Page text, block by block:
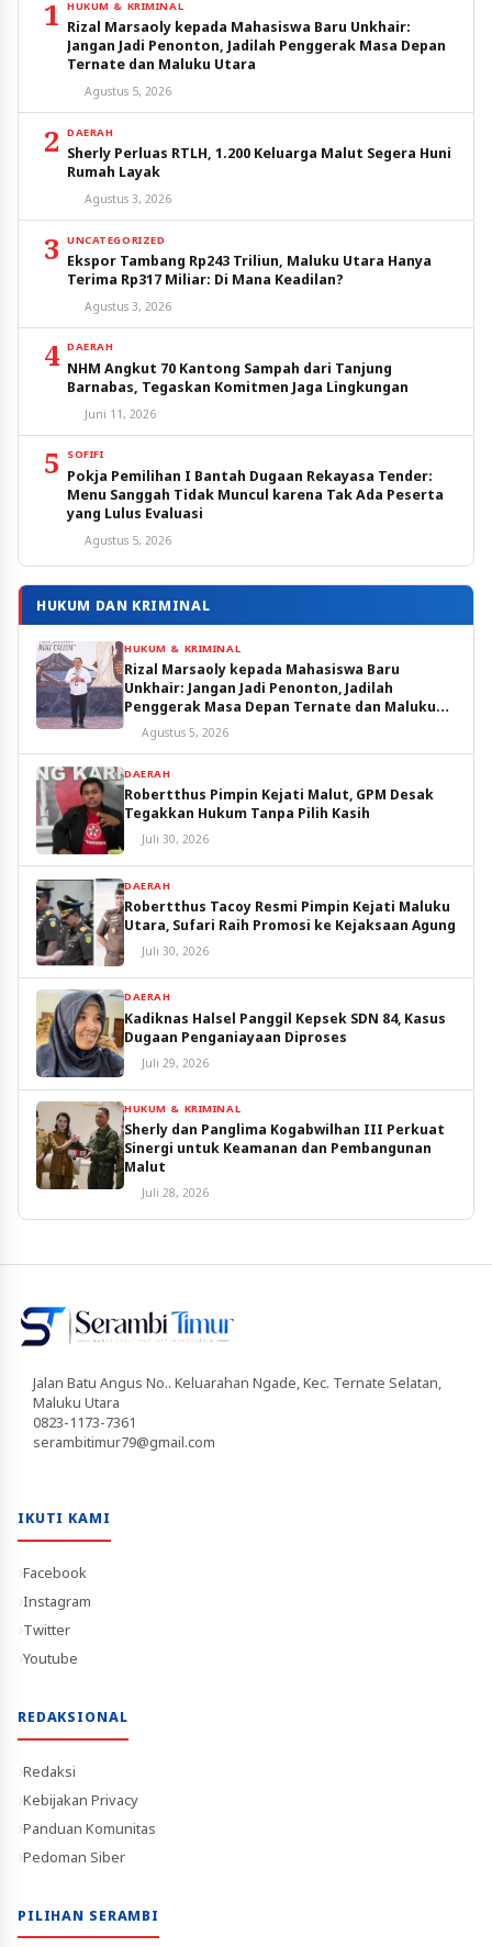
1 HUKUM & KRIMINAL
Rizal Marsaoly kepada Mahasiswa Baru Unkhair:
Jangan Jadi Penonton, Jadilah Penggerak Masa Depan
Ternate dan Maluku Utara
Agustus 5, 2026
2 DAERAH
Sherly Perluas RTLH, 1.200 Keluarga Malut Segera Huni
Rumah Layak
Agustus 3, 2026
3 UNCATEGORIZED
Ekspor Tambang Rp243 Triliun, Maluku Utara Hanya
Terima Rp317 Miliar: Di Mana Keadilan?
Agustus 3, 2026
4 DAERAH
NHM Angkut 70 Kantong Sampah dari Tanjung
Barnabas, Tegaskan Komitmen Jaga Lingkungan
Juni 11, 2026
5 SOFIFI
Pokja Pemilihan I Bantah Dugaan Rekayasa Tender:
Menu Sanggah Tidak Muncul karena Tak Ada Peserta
yang Lulus Evaluasi
Agustus 5, 2026
HUKUM DAN KRIMINAL
HUKUM & KRIMINAL
Rizal Marsaoly kepada Mahasiswa Baru
Unkhair: Jangan Jadi Penonton, Jadilah
Penggerak Masa Depan Ternate dan Maluku
Utara
Agustus 5, 2026
DAERAH
Robertthus Pimpin Kejati Malut, GPM Desak
Tegakkan Hukum Tanpa Pilih Kasih
Juli 30, 2026
DAERAH
Robertthus Tacoy Resmi Pimpin Kejati Maluku
Utara, Sufari Raih Promosi ke Kejaksaan Agung
Juli 30, 2026
DAERAH
Kadiknas Halsel Panggil Kepsek SDN 84, Kasus
Dugaan Penganiayaan Diproses
Juli 29, 2026
HUKUM & KRIMINAL
Sherly dan Panglima Kogabwilhan III Perkuat
Sinergi untuk Keamanan dan Pembangunan
Malut
Juli 28, 2026
Jalan Batu Angus No.. Keluarahan Ngade, Kec. Ternate Selatan,
Maluku Utara
0823-1173-7361
serambitimur79@gmail.com
IKUTI KAMI
Facebook
Instagram
Twitter
Youtube
REDAKSIONAL
Redaksi
Kebijakan Privacy
Panduan Komunitas
Pedoman Siber
PILIHAN SERAMBI